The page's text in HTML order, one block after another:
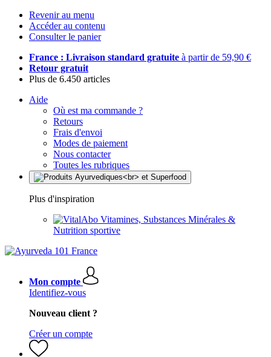
Revenir au menu
Accéder au contenu
Consulter le panier
France : Livraison standard gratuite à partir de 59,90 €
Retour gratuit
Plus de 6.450 articles
Aide
Où est ma commande ?
Retours
Frais d'envoi
Modes de paiement
Nous contacter
Toutes les rubriques
Plus d'inspiration
Vitamines, Substances Minérales &
Nutrition sportive
Mon compte
Identifiez-vous
Nouveau client ?
Créer un compte